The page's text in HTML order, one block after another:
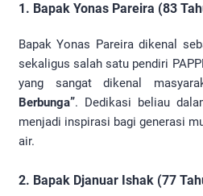
1. Bapak Yonas Pareira (83
Bapak Yonas Pareira dikenal
sekaligus salah satu pendiri
yang sangat dikenal
Berbunga”. Dedikasi beliau
menjadi inspirasi bagi generasi
air.
2. Bapak Djanuar Ishak (77